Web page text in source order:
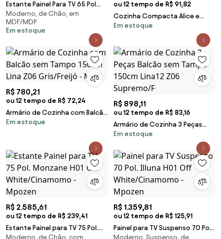
Estante Painel Para TV 65 Pol
182cm Ripado Vanie D04 Off
White/Freijo
Moderno, de Chão, em
MDF/MDP
Em estoque
ou 12 tempo de R$ 91,82
Cozinha Compacta Alice e
Balcão Gabinete Sem Tampo
Em estoque
R$ 780,21
ou 12 tempo de R$ 72,24
Armário de Cozinha com Balcão
sem Tampo 150cm Lina Z06
Em estoque
R$ 898,11
ou 12 tempo de R$ 83,16
Armário de Cozinha 3 Peças
Balcão sem Tampo 150cm Lina12
Em estoque
R$ 2.585,61
ou 12 tempo de R$ 239,41
Estante Painel para TV 75 Pol.
Moderno, de Chão, com
R$ 1.359,81
ou 12 tempo de R$ 125,91
Painel para TV Suspenso 70 Pol.
Moderno, Suspenso, de